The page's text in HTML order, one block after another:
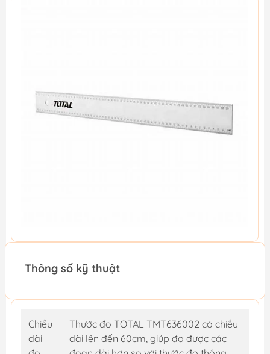
Thông số kỹ thuật
Chiều
dài
Thước đo TOTAL TMT636002 có chiều
dài lên đến 60cm, giúp đo được các